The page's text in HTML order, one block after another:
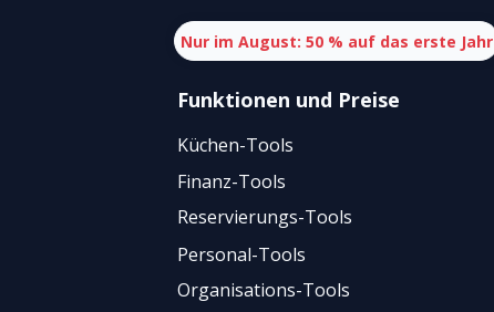
Nur im August: 50 % auf das erste Jahr
Funktionen und Preise
Küchen-Tools
Finanz-Tools
Reservierungs-Tools
Personal-Tools
Organisations-Tools